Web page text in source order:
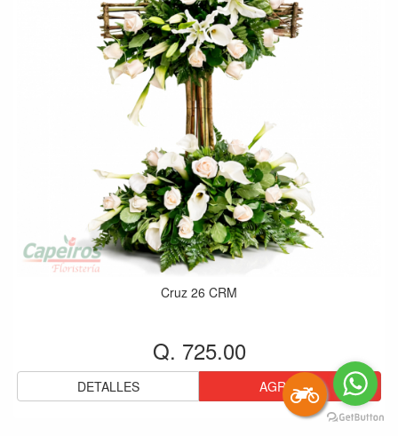
Cruz 26 CRM
Q. 725.00
DETALLES AGREGAR